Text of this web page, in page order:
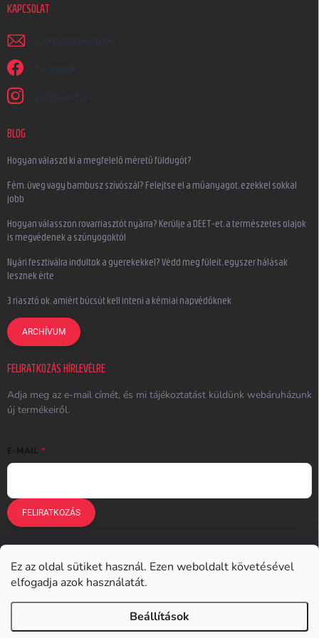
Ez az oldal sütiket használ. Ezen weboldalt követésével
elfogadja azok használatát.
Beállítások
KAPCSOLAT
irjon @ earplugs.hu
Facebook
earplugs.hu
BLOG
Hogyan válaszd ki a megfelelő méretű füldugót?
Fém, üveg vagy bambusz szívószál? Felejtse el a műanyagot, ezekkel sokkal
jobb
Hogyan válasszon rovarriasztót nyárra? Kerülje a DEET-et, a természetes olajok
is megvédenek a szúnyogoktól
Nyári fesztiválra indultok a gyerekekkel? Védd meg füleit, egyszer hálásak
lesznek érte
3 riasztó ok, amiért búcsút kell inteni a kémiai napvédőknek
ARCHÍVUM
FELIRATKOZÁS HÍRLEVÉLRE
Adja meg az e-mail címét, és mi tájékoztatást küldünk webáruházunk
új termékeiről.
E-MAIL
FELIRATKOZÁS
Earplugs.cz Earplugs.sk
Earplugs.at Earplugs.ro Lunesto.cz